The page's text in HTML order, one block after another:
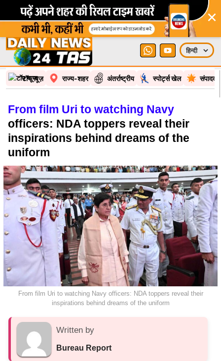
×
टॉप न्यूज़ राज्य-शहर अंतर्राष्ट्रीय स्पोर्ट्स खेल
From film Uri to watching Navy
officers: NDA toppers reveal their
inspirations behind dreams of the
uniform
From film Uri to watching Navy officers: NDA toppers reveal their
inspirations behind dreams of the uniform
Written by
Bureau Report